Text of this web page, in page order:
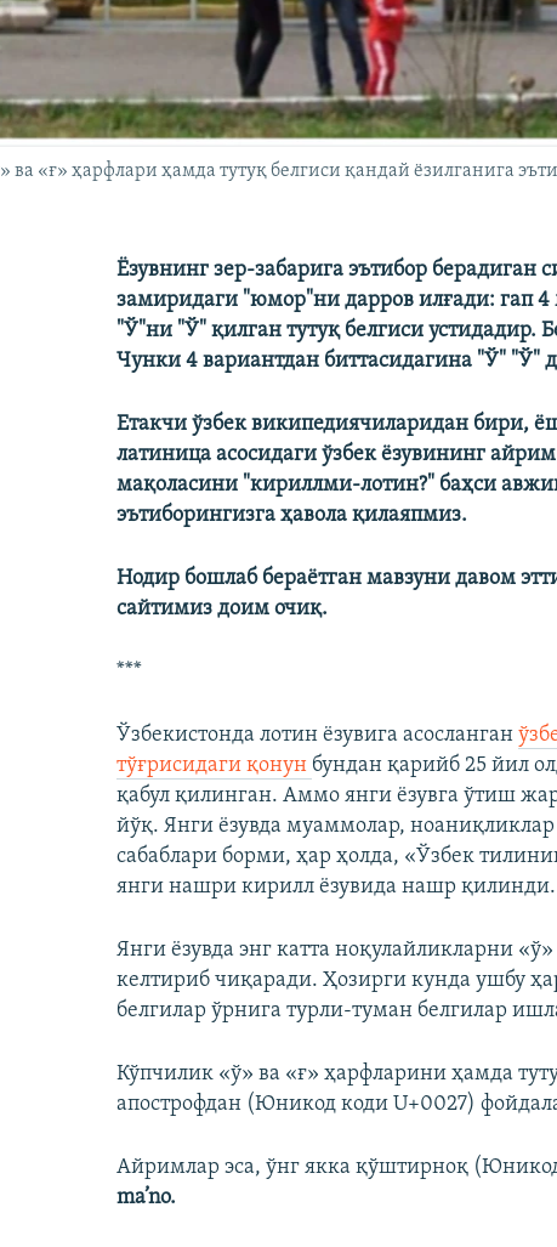
ва «ғ» ҳарфлари ҳамда тутуқ белгиси қандай ёзилганига
Ёзувнинг зер-забарига эътибор берадиган
замиридаги "юмор"ни дарров илғади: гап 4
"Ў"ни "Ў" қилган тутуқ белгиси устидадир.
Чунки 4 вариантдан биттасидагина "Ў" "Ў"
Етакчи ўзбек википедиячиларидан бири,
латиница асосидаги ўзбек ёзувининг
мақоласини "кириллми-лотин?" баҳси
эътиборингизга ҳавола қилаяпмиз.
Нодир бошлаб бераётган мавзуни давом
сайтимиз доим очиқ.
***
Ўзбекистонда лотин ёзувига асосланган
тўғрисидаги қонун бундан қарийб 25 йил
қабул қилинган. Аммо янги ёзувга ўтиш
йўқ. Янги ёзувда муаммолар,
сабаблари борми, ҳар ҳолда, «Ўзбек
янги нашри кирилл ёзувида нашр қилинди.
Янги ёзувда энг катта ноқулайликларни
келтириб чиқаради. Ҳозирги кунда ушбу
белгилар ўрнига турли-туман белгилар
Кўпчилик «ў» ва «ғ» ҳарфларини ҳамда
апострофдан (Юникод коди U+0027)
Айримлар эса, ўнг якка қўштирноқ
ma’no.